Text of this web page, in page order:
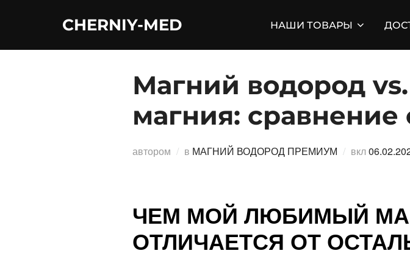
CHERNIY-MED НАШИ ТОВАРЫ
Магний водород
магния: сравнение
автором в МАГНИЙ ВОДОРОД ПРЕМИУМ вкл
ЧЕМ МОЙ ЛЮБИМЫЙ
ОТЛИЧАЕТСЯ ОТ